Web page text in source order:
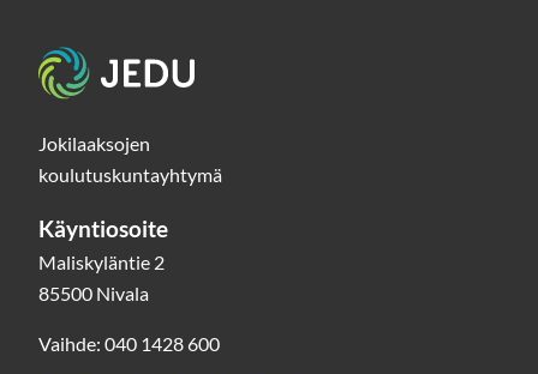
Etusivu
Jokilaaksojen
koulutuskuntayhtymä
Käyntiosoite
Maliskyläntie 2
85500 Nivala
Vaihde: 040 1428 600